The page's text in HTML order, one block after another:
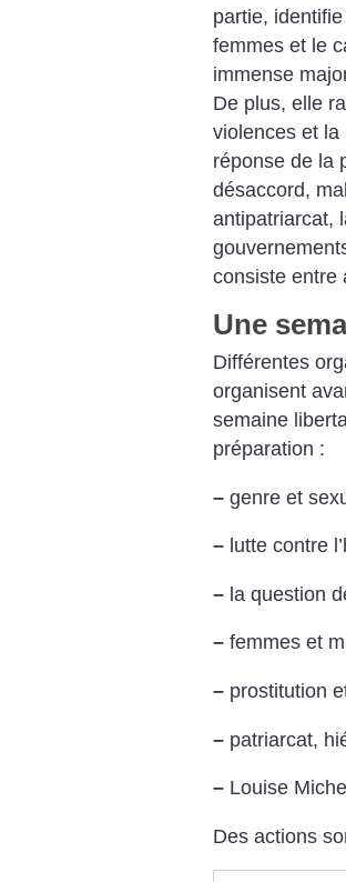
partie,
femmes et le
immense
De plus, elle
violences et la
réponse de la
désaccord,
antipatriarcat,
consiste entre
Une
Différentes
organisent
semaine
préparation :
– genre et
– lutte contre
– la question
– femmes et
– prostitution
– patriarcat,
– Louise
Des actions